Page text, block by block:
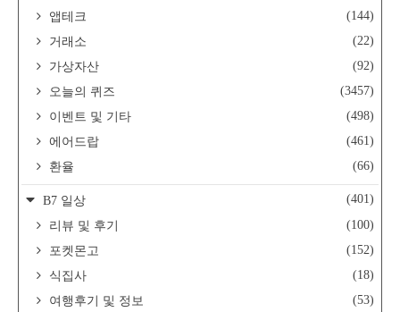
앱테크
(144)
거래소
(22)
가상자산
(92)
오늘의 퀴즈
(3457)
이벤트 및 기타
(498)
에어드랍
(461)
환율
(66)
B7 일상
(401)
리뷰 및 후기
(100)
포켓몬고
(152)
식집사
(18)
여행후기 및 정보
(53)